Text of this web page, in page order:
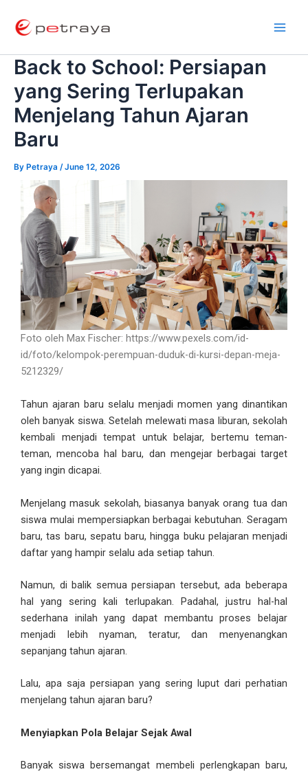
Back to School: Persiapan
yang Sering Terlupakan
Menjelang Tahun Ajaran
Baru
By Petraya /June 12, 2026
Foto oleh Max Fischer: https://www.pexels.com/id-
id/foto/kelompok-perempuan-duduk-di-kursi-depan-meja-
5212329/
Tahun ajaran baru selalu menjadi momen yang dinantikan
oleh banyak siswa. Setelah melewati masa liburan, sekolah
kembali menjadi tempat untuk belajar, bertemu teman-
teman, mencoba hal baru, dan mengejar berbagai target
yang ingin dicapai.
Menjelang masuk sekolah, biasanya banyak orang tua dan
siswa mulai mempersiapkan berbagai kebutuhan. Seragam
baru, tas baru, sepatu baru, hingga buku pelajaran menjadi
daftar yang hampir selalu ada setiap tahun.
Namun, di balik semua persiapan tersebut, ada beberapa
hal yang sering kali terlupakan. Padahal, justru hal-hal
sederhana inilah yang dapat membantu proses belajar
menjadi lebih nyaman, teratur, dan menyenangkan
sepanjang tahun ajaran.
Lalu, apa saja persiapan yang sering luput dari perhatian
menjelang tahun ajaran baru?
Menyiapkan Pola Belajar Sejak Awal
Banyak siswa bersemangat membeli perlengkapan baru,
navigation